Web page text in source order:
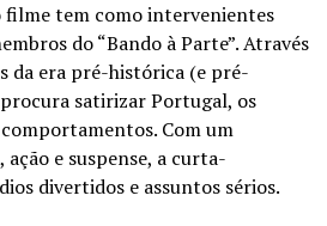
filme tem como intervenientes
do “Bando à Parte”. Através
da era pré-histórica (e pré-
satirizar Portugal, os
Com um
e suspense, a curta-
divertidos e assuntos sérios.